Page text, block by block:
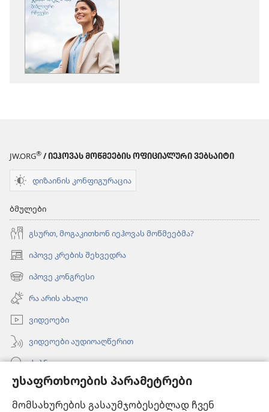
უსაფრთხოების პარამეტრები
მომსახურების გასაუმჯობესებლად ჩვენ
JW.ORG® / ᲘᲔᲰᲝᲕᲐᲡ ᲛᲝᲬᲛᲔᲔᲑᲘᲡ ᲝᲤᲘᲪᲘᲐᲚᲣᲠᲘ ᲕᲔᲑᲡᲐᲘᲢᲘ
დიზაინის კონფიგურაცია
ბმულები
გსურთ, მოგაკითხონ იეჰოვას მოწმეებმა?
იპოვე კრების შეხვედრა
(გაიხსნება
ახალი
ფანჯარა)
იპოვე კონგრესი
(გაიხსნება
ახალი
ფანჯარა)
რა არის ახალი
ვიდეოები
ვიდეოები აუდიოაღწერით
ძებნა
ინფორმაცია ექიმებისთვის
ინფორმაცია ოფიციალური პირებისთვის